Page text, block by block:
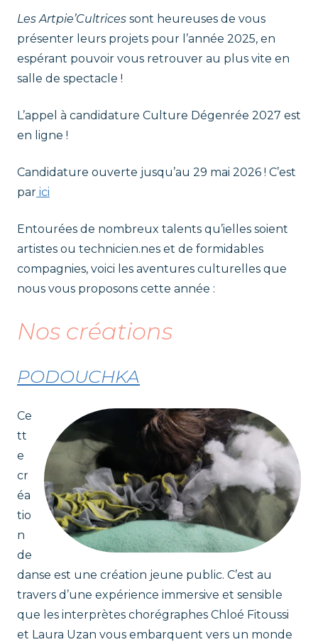
r
t
p
i
'
C
u
l
t
r
i
c
e
s
t
a
n
Les Artpie’Cultrices sont heureuses de vous
présenter leurs projets pour l’année 2025, en
espérant pouvoir vous retrouver au plus vite en
salle de spectacle !
L’appel à candidature Culture Dégenrée 2027 est
en ligne !
Candidature ouverte jusqu’au 29 mai 2026 ! C’est
par ici
Entourées de nombreux talents qu’ielles soient
artistes ou technicien.nes et de formidables
compagnies, voici les aventures culturelles que
nous vous proposons cette année :
Nos créations
PODOUCHKA
Ce
tt
e
cr
éa
tio
n
de
danse est une création jeune public. C’est au
travers d’une expérience immersive et sensible
que les interprètes chorégraphes Chloé Fitoussi
et Laura Uzan vous embarquent vers un monde